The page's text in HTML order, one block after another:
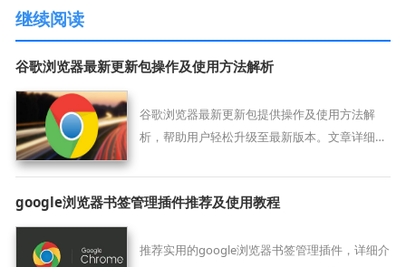
继续阅读
谷歌浏览器最新更新包操作及使用方法解析
谷歌浏览器最新更新包提供操作及使用方法解
析，帮助用户轻松升级至最新版本。文章详细解
google浏览器书签管理插件推荐及使用教程
推荐实用的google浏览器书签管理插件，详细介